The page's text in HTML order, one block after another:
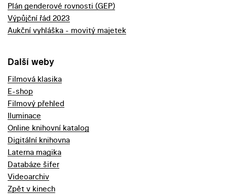
Plán genderové rovnosti (GEP)
Výpůjční řád 2023
Aukční vyhláška - movitý majetek
Další weby
Filmová klasika
E-shop
Filmový přehled
Iluminace
Online knihovní katalog
Digitální knihovna
Laterna magika
Databáze šifer
Videoarchiv
Zpět v kinech